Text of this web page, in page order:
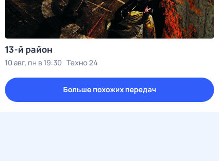
13-й район
10 авг, пн в 19:30 Техно 24
Больше похожих передач